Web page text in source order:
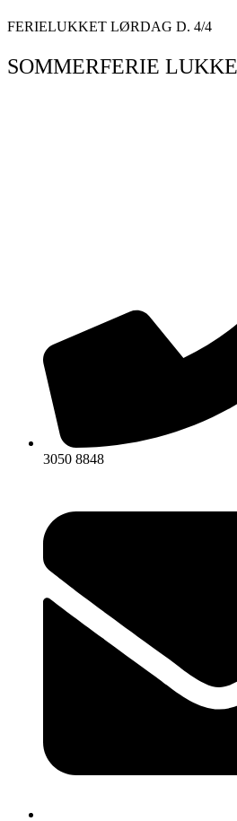
Videre
indhold
FERIELUKKET LØRDAG D. 4/4
SOMMERFERIE
3050 8848